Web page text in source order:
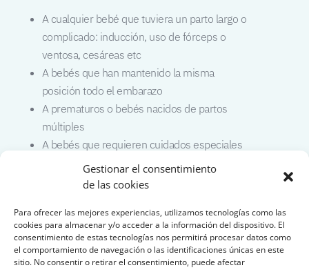
Gestionar el consentimiento
de las cookies
Para ofrecer las mejores experiencias, utilizamos tecnologías como las
cookies para almacenar y/o acceder a la información del dispositivo. El
consentimiento de estas tecnologías nos permitirá procesar datos como
el comportamiento de navegación o las identificaciones únicas en este
sitio. No consentir o retirar el consentimiento, puede afectar
A cualquier bebé que tuviera un parto largo o
complicado: inducción, uso de fórceps o
ventosa, cesáreas etc
A bebés que han mantenido la misma
posición todo el embarazo
A prematuros o bebés nacidos de partos
múltiples
A bebés que requieren cuidados especiales
tras nacer
A bebés que presentan una cabeza en forma
succedaneum (“apepinada”).
A aquellos que tuvieron dificultades para el
biberón o la lactancia: hacían daño a las